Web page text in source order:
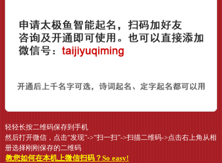
轻轻长按二维码保存到手机
然后打开微信，点击“发现”->“扫一扫”->扫描二维码->点击右上角从相
册选择刚刚保存的二维码
教您如何在本机上微信扫码？So easy!